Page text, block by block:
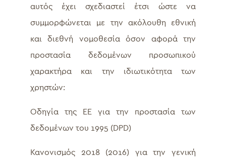
αυτός έχει σχεδιαστεί έτσι ώστε να
συμμορφώνεται με την ακόλουθη εθνική
και διεθνή νομοθεσία όσον αφορά την
προστασία δεδομένων προσωπικού
χαρακτήρα και την ιδιωτικότητα των
χρηστών:
Οδηγία της ΕΕ για την προστασία των
δεδομένων του 1995 (DPD)
Κανονισμός 2018 (2016) για την γενική